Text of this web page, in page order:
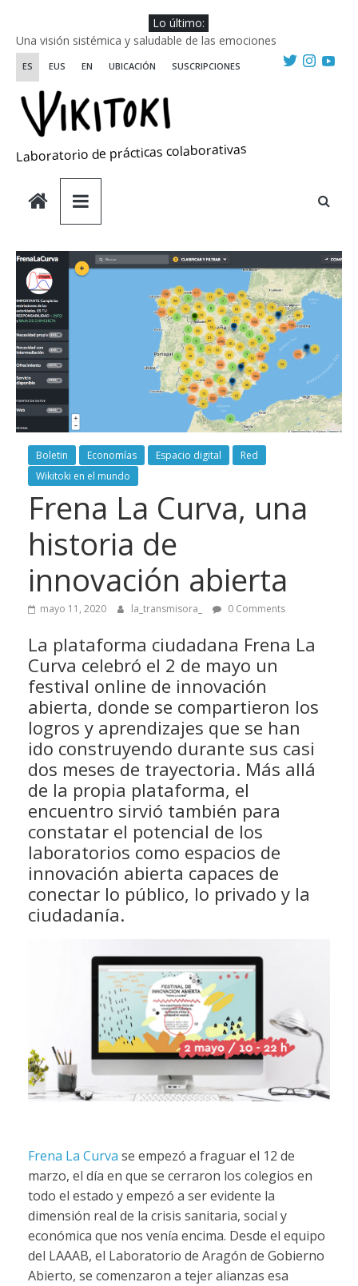
contenido
Lo último:
Una visión sistémica y saludable de las emociones
Investigando y haciendo desde-con las artes
WIKIRIKI ::: Convocatoria de residencias de investigación y
creación 2025
Escuela de Prácticas Transformadoras
ES EUS EN UBICACIÓN SUSCRIPCIONES
Laboratorio de prácticas colaborativas
Boletin Economías Espacio digital
Red
Wikitoki en el mundo
Frena La Curva, una
historia de
innovación abierta
mayo 11, 2020 la_transmisora_ 0 Comments
La plataforma ciudadana Frena La
Curva celebró el 2 de mayo un
festival online de innovación
abierta, donde se compartieron los
logros y aprendizajes que se han
ido construyendo durante sus casi
dos meses de trayectoria. Más allá
de la propia plataforma, el
encuentro sirvió también para
constatar el potencial de los
laboratorios como espacios de
innovación abierta capaces de
conectar lo público, lo privado y la
ciudadanía.
Frena La Curva se empezó a fraguar el 12 de
marzo, el día en que se cerraron los colegios en
todo el estado y empezó a ser evidente la
dimensión real de la crisis sanitaria, social y
económica que nos venía encima. Desde el equipo
del LAAAB, el Laboratorio de Aragón de Gobierno
Abierto, se comenzaron a tejer alianzas esa